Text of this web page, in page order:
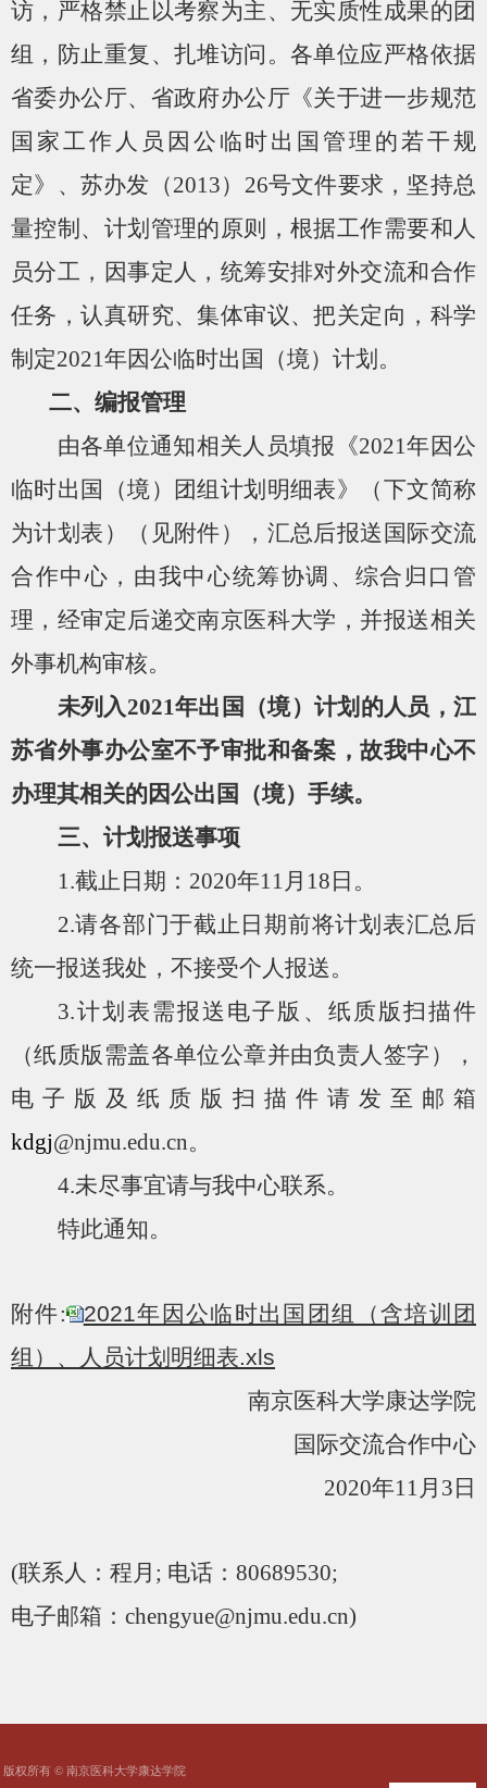
访，严格禁止以考察为主、无实质性成果的团
组，防止重复、扎堆访问。各单位应严格依据
省委办公厅、省政府办公厅《关于进一步规范
国家工作人员因公临时出国管理的若干规
定》、苏办发（2013） 26号文件要求，坚持总
量控制、计划管理的原则，根据工作需要和人
员分工，因事定人，统筹安排对外交流和合作
任务，认真研究、集体审议、把关定向，科学
制定2021年因公临时出国（境）计划。
二、编报管理
由各单位通知相关人员填报《2021年因公
临时出国（境）团组计划明细表》（下文简称
为计划表）（见附件），汇总后报送国际交流
合作中心，由我中心统筹协调、综合归口管
理，经审定后递交南京医科大学，并报送相关
外事机构审核。
未列入2021年出国（境）计划的人员，江
苏省外事办公室不予审批和备案，故我中心不
办理其相关的因公出国（境）手续。
三、计划报送事项
1.截止日期： 2020年11 月 18 日。
2.请各部门于截止日期前将计划表汇总后
统一报送我处，不接受个人报送。
3.计划表需报送电子版、纸质版扫描件
（纸质版需盖各单位公章并由负责人签字），
电子版及纸质版扫描件请发至邮箱
kdgj@njmu.edu.cn。
4.未尽事宜请与我中心联系。
特此通知。
附件:
2021年因公临时出国团组（含培训团
组）、人员计划明细表.xls
南京医科大学康达学院
国际交流合作中心
2020年11 月 3 日
(联系人：程月 ; 电话： 80689530;
电子邮箱： chengyue@njmu.edu.cn)
版权所有 © 南京医科大学康达学院